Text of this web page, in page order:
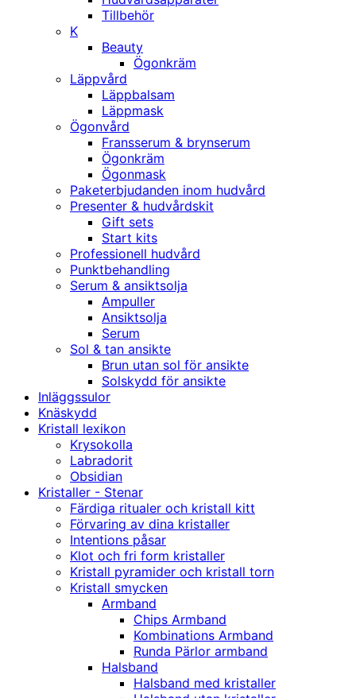
Tillbehör
K
Beauty
Ögonkräm
Läppvård
Läppbalsam
Läppmask
Ögonvård
Fransserum & brynserum
Ögonkräm
Ögonmask
Paketerbjudanden inom hudvård
Presenter & hudvårdskit
Gift sets
Start kits
Professionell hudvård
Punktbehandling
Serum & ansiktsolja
Ampuller
Ansiktsolja
Serum
Sol & tan ansikte
Brun utan sol för ansikte
Solskydd för ansikte
Inläggssulor
Knäskydd
Kristall lexikon
Krysokolla
Labradorit
Obsidian
Kristaller - Stenar
Färdiga ritualer och kristall kitt
Förvaring av dina kristaller
Intentions påsar
Klot och fri form kristaller
Kristall pyramider och kristall torn
Kristall smycken
Armband
Chips Armband
Kombinations Armband
Runda Pärlor armband
Halsband
Halsband med kristaller